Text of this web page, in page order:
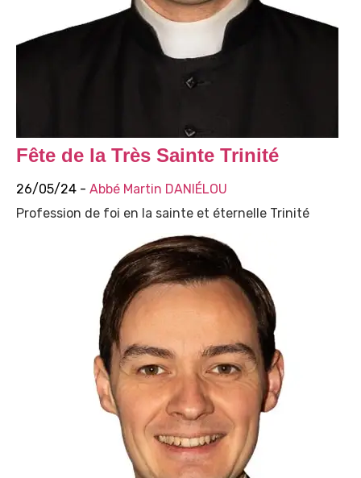
Fête de la Très Sainte Trinité
26/05/24 - Abbé Martin DANIÉLOU
Profession de foi en la sainte et éternelle Trinité